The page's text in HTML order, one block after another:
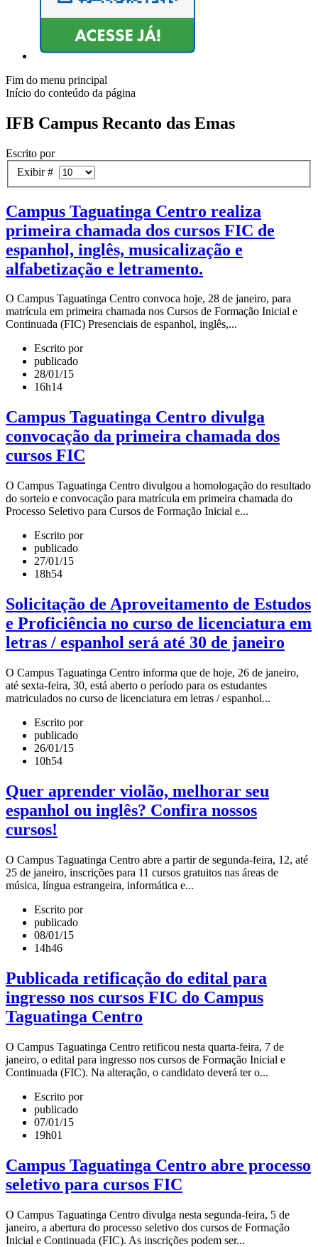
Fim do menu principal
Início do conteúdo da página
IFB Campus Recanto das Emas
Escrito por
Exibir #
Campus Taguatinga Centro realiza
primeira chamada dos cursos FIC de
espanhol, inglês, musicalização e
alfabetização e letramento.
O Campus Taguatinga Centro convoca hoje, 28 de janeiro, para
matrícula em primeira chamada nos Cursos de Formação Inicial e
Continuada (FIC) Presenciais de espanhol, inglês,...
Escrito por
publicado
28/01/15
16h14
Campus Taguatinga Centro divulga
convocação da primeira chamada dos
cursos FIC
O Campus Taguatinga Centro divulgou a homologação do resultado
do sorteio e convocação para matrícula em primeira chamada do
Processo Seletivo para Cursos de Formação Inicial e...
Escrito por
publicado
27/01/15
18h54
Solicitação de Aproveitamento de Estudos
e Proficiência no curso de licenciatura em
letras / espanhol será até 30 de janeiro
O Campus Taguatinga Centro informa que de hoje, 26 de janeiro,
até sexta-feira, 30, está aberto o período para os estudantes
matriculados no curso de licenciatura em letras / espanhol...
Escrito por
publicado
26/01/15
10h54
Quer aprender violão, melhorar seu
espanhol ou inglês? Confira nossos
cursos!
O Campus Taguatinga Centro abre a partir de segunda-feira, 12, até
25 de janeiro, inscrições para 11 cursos gratuitos nas áreas de
música, língua estrangeira, informática e...
Escrito por
publicado
08/01/15
14h46
Publicada retificação do edital para
ingresso nos cursos FIC do Campus
Taguatinga Centro
O Campus Taguatinga Centro retificou nesta quarta-feira, 7 de
janeiro, o edital para ingresso nos cursos de Formação Inicial e
Continuada (FIC). Na alteração, o candidato deverá ter o...
Escrito por
publicado
07/01/15
19h01
Campus Taguatinga Centro abre processo
seletivo para cursos FIC
O Campus Taguatinga Centro divulga nesta segunda-feira, 5 de
janeiro, a abertura do processo seletivo dos cursos de Formação
Inicial e Continuada (FIC). As inscrições podem ser...